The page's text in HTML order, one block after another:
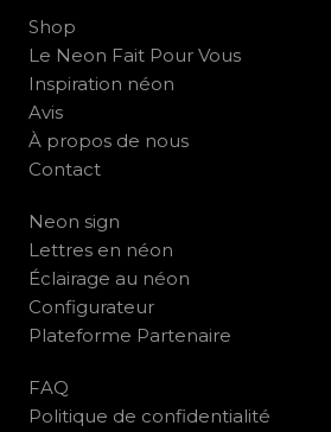
Shop
Le Neon Fait Pour Vous
Inspiration néon
Avis
À propos de nous
Contact
Neon sign
Lettres en néon
Éclairage au néon
Configurateur
Plateforme Partenaire
FAQ
Politique de confidentialité